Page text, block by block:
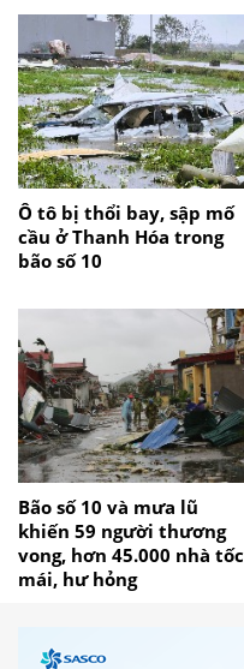
Ô tô bị thổi bay, sập mố
cầu ở Thanh Hóa trong
bão số 10
Bão số 10 và mưa lũ
khiến 59 người thương
vong, hơn 45.000 nhà tốc
mái, hư hỏng